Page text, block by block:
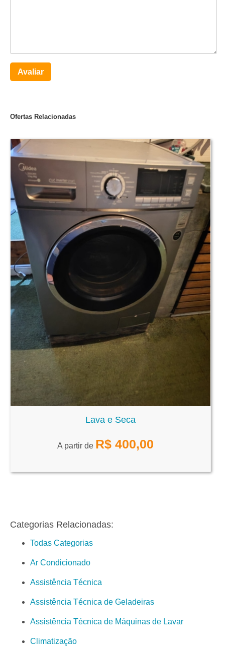
Avaliar
Ofertas Relacionadas
Lava e Seca
A partir de R$ 400,00
Categorias Relacionadas:
Todas Categorias
Ar Condicionado
Assistência Técnica
Assistência Técnica de Geladeiras
Assistência Técnica de Máquinas de Lavar
Climatização